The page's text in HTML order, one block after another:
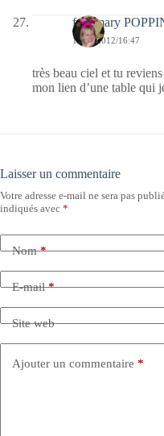
fabymary
19/06/2012/16:47
très beau ciel et tu
mon lien d’une table qui
Laisser un commentaire
Votre adresse e-mail ne sera pas
indiqués avec *
Nom*
E-mail*
Site web
Ajouter un commentaire *